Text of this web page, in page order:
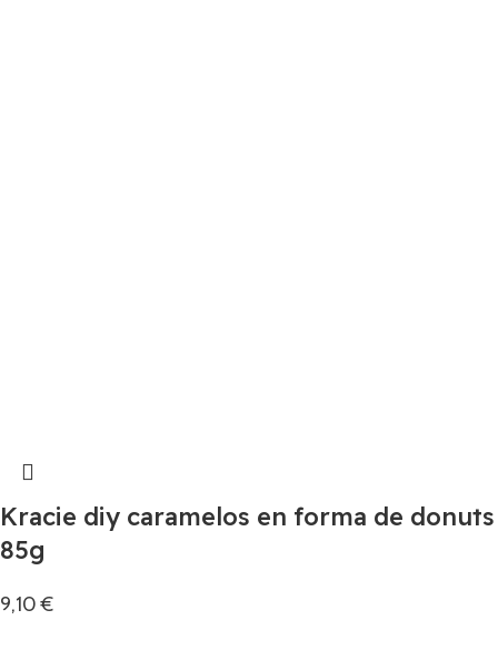
Kracie diy caramelos en forma de donuts
85g
9,10€